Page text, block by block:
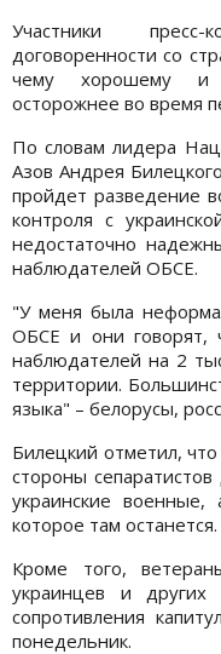
Участники
договоренности со
чему хорошему и
осторожнее во время
По словам лидера
Азов Андрея
пройдет разведение
контроля с
недостаточно
наблюдателей ОБСЕ.
"У меня была
ОБСЕ и они говорят,
наблюдателей на 2
территории.
языка" – белорусы,
Билецкий отметил,
стороны
украинские
которое там останется.
Кроме того,
украинцев и
сопротивления
понедельник.